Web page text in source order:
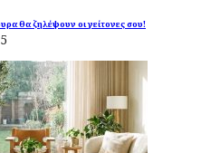
θα ζηλέψουν οι γείτονες σου!